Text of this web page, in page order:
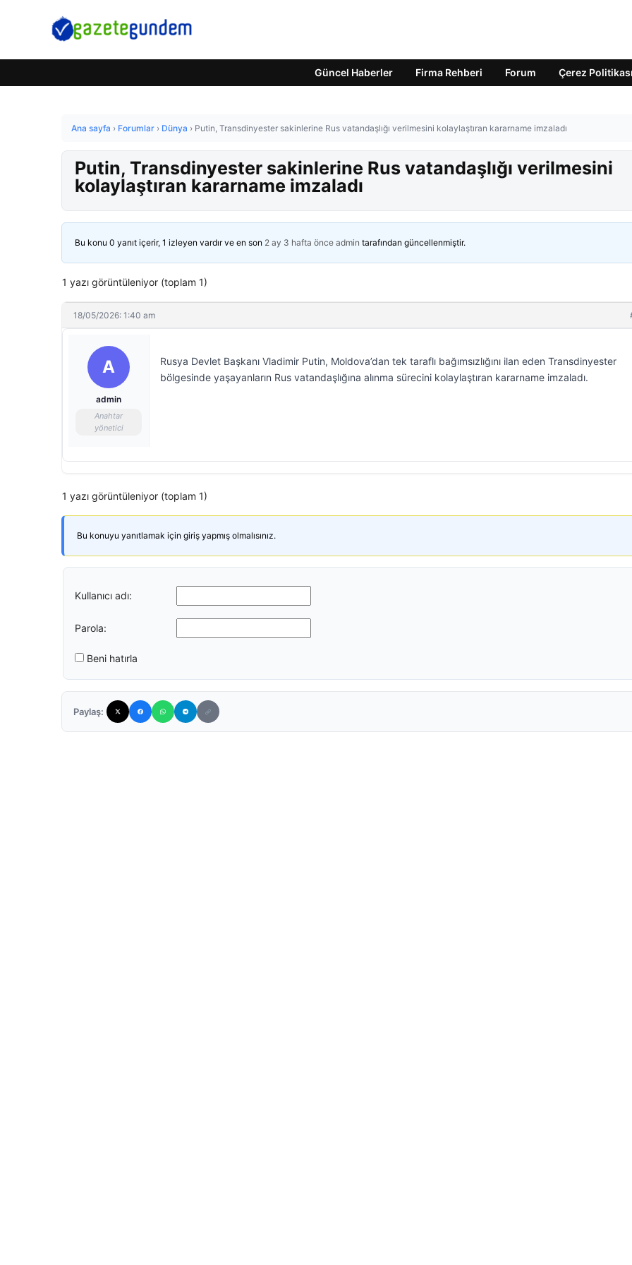
Güncel Haberler Firma Rehberi Forum Çerez Politikası
Ana sayfa › Forumlar › Dünya › Putin, Transdinyester sakinlerine Rus vatandaşlığı verilmesini kolaylaştıran kararname imzaladı
Putin, Transdinyester sakinlerine Rus vatandaşlığı verilmesini
kolaylaştıran kararname imzaladı
Bu konu 0 yanıt içerir, 1 izleyen vardır ve en son 2 ay 3 hafta önce admin tarafından güncellenmiştir.
1 yazı görüntüleniyor (toplam 1)
18/05/2026: 1:40 am
A
admin
Anahtar
yönetici
Rusya Devlet Başkanı Vladimir Putin, Moldova’dan tek taraflı bağımsızlığını ilan eden Transdinyester
bölgesinde yaşayanların Rus vatandaşlığına alınma sürecini kolaylaştıran kararname imzaladı.
1 yazı görüntüleniyor (toplam 1)
Bu konuyu yanıtlamak için giriş yapmış olmalısınız.
Kullanıcı adı:
Parola:
Beni hatırla
Paylaş: